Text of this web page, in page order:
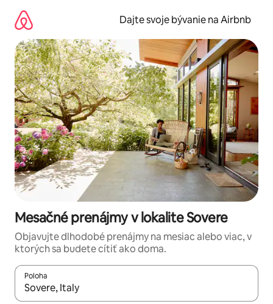
obsah.
Dajte svoje bývanie na Airbnb
Mesačné prenájmy v lokalite Sovere
Objavujte dlhodobé prenájmy na mesiac alebo viac, v
ktorých sa budete cítiť ako doma.
Poloha
Keď budú výsledky k dispozícii, môžete si ich prechádzať